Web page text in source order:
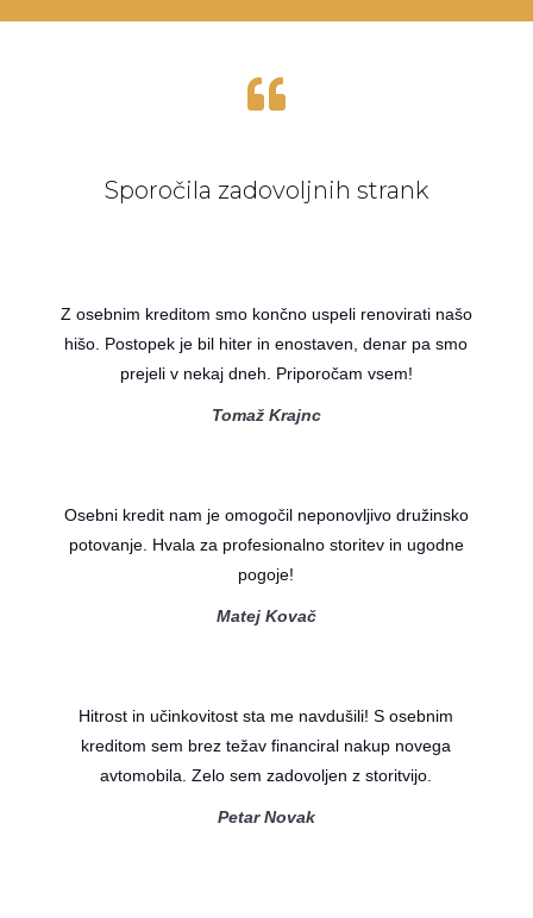

Sporočila zadovoljnih strank
Z osebnim kreditom smo končno uspeli renovirati našo
hišo. Postopek je bil hiter in enostaven, denar pa smo
prejeli v nekaj dneh. Priporočam vsem!
Tomaž Krajnc
Osebni kredit nam je omogočil neponovljivo družinsko
potovanje. Hvala za profesionalno storitev in ugodne
pogoje!
Matej Kovač
Hitrost in učinkovitost sta me navdušili! S osebnim
kreditom sem brez težav financiral nakup novega
avtomobila. Zelo sem zadovoljen z storitvijo.
Petar Novak